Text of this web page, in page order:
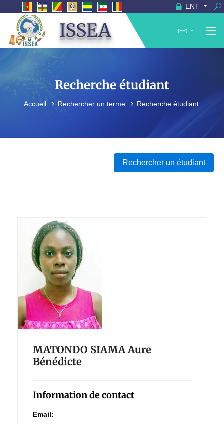
ENT
ISSEA (FR)
Recherche étudiant
Accueil Rechercher un terme Recherche étudiant
Rechercher un étudiant
MATONDO SIAMA Aure
Bénédicte
Information de contact
Email: